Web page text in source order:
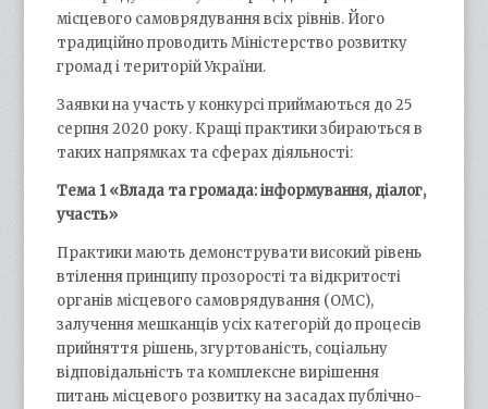
місцевого самоврядування всіх рівнів. Його
традиційно проводить Міністерство розвитку
громад і територій України.
Заявки на участь у конкурсі приймаються до 25
серпня 2020 року. Кращі практики збираються в
таких напрямках та сферах діяльності:
Тема 1 «Влада та громада: інформування, діалог,
участь»
Практики мають демонструвати високий рівень
втілення принципу прозорості та відкритості
органів місцевого самоврядування (ОМС),
залучення мешканців усіх категорій до процесів
прийняття рішень, згуртованість, соціальну
відповідальність та комплексне вирішення
питань місцевого розвитку на засадах публічно-